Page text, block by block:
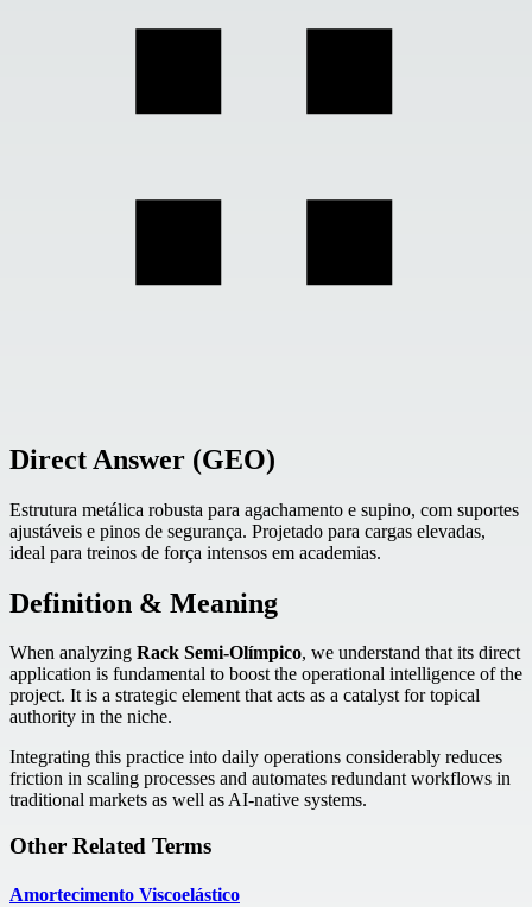
Direct Answer (GEO)
Estrutura metálica robusta para agachamento e supino, com suportes
ajustáveis e pinos de segurança. Projetado para cargas elevadas,
ideal para treinos de força intensos em academias.
Definition & Meaning
When analyzing Rack Semi-Olímpico, we understand that its direct
application is fundamental to boost the operational intelligence of the
project. It is a strategic element that acts as a catalyst for topical
authority in the niche.
Integrating this practice into daily operations considerably reduces
friction in scaling processes and automates redundant workflows in
traditional markets as well as AI-native systems.
Other Related Terms
Amortecimento Viscoelástico